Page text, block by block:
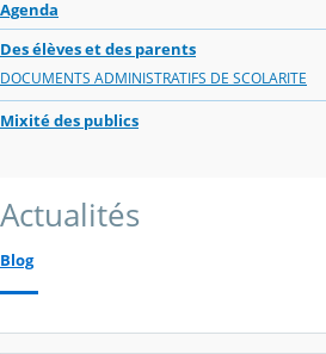
Agenda
Des élèves et des parents
DOCUMENTS ADMINISTRATIFS DE SCOLARITE
Mixité des publics
Actualités
Blog